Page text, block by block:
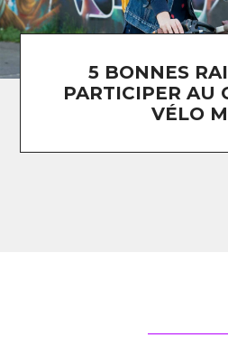
5 BONNES
PARTICIPER AU
VÉLO